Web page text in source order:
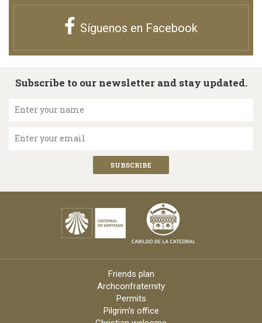
Síguenos en Facebook
Subscribe to our newsletter and stay updated.
Enter your name
Enter your email
Friends plan
Archconfraternity
Permits
Pilgrim’s office